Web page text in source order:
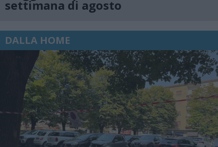
settimana di agosto
DALLA HOME